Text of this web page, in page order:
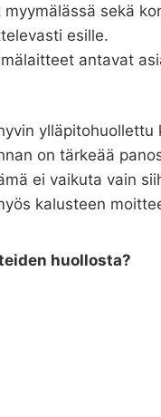
sekä
esille.
antavat
on tärkeää
ei vaikuta vain
kalusteen
huollosta?